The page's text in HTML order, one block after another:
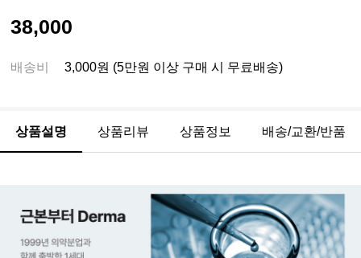
38,000
배송비 3,000원 (5만원 이상 구매 시 무료배송)
상품설명 상품리뷰 상품정보 배송/교환/반품